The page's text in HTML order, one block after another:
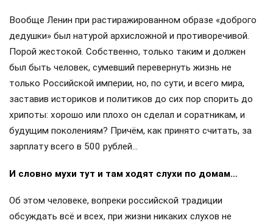
Вообще Ленин при растиражированном образе «доброго
дедушки» был натурой архисложной и противоречивой.
Порой жестокой. Собственно, только таким и должен
был быть человек, сумевший перевернуть жизнь не
только Российской империи, но, по сути, и всего мира,
заставив историков и политиков до сих пор спорить до
хрипоты: хорошо или плохо он сделал и соратникам, и
будущим поколениям? Причём, как принято считать, за
зарплату всего в 500 рублей…
И словно мухи тут и там ходят слухи по домам…
Об этом человеке, вопреки российской традиции
обсуждать всё и всех, при жизни никаких слухов не